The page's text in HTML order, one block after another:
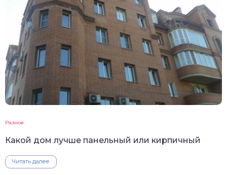
Разное
Какой дом лучше панельный или кирпичный
Читать далее